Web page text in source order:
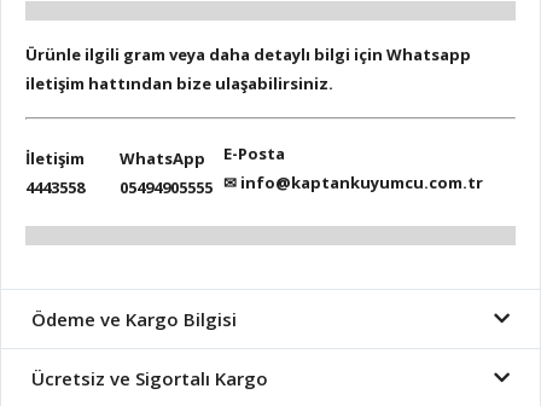
Ürünle ilgili gram veya daha detaylı bilgi için Whatsapp
iletişim hattından bize ulaşabilirsiniz.
İletişim
4443558
WhatsApp
05494905555
E-Posta
✉ info@kaptankuyumcu.com.tr
Ödeme ve Kargo Bilgisi
Ücretsiz ve Sigortalı Kargo